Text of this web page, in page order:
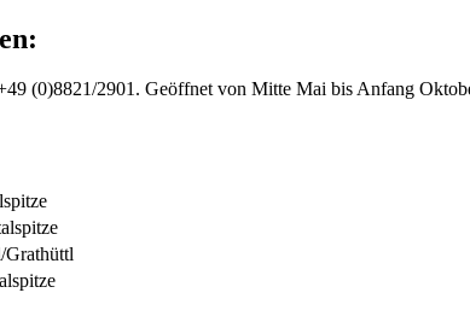
(0)8821/2901. Geöffnet von Mitte Mai bis Anfang
Grathüttl